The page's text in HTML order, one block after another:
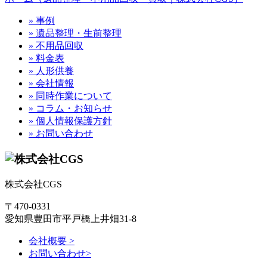
» 事例
» 遺品整理・生前整理
» 不用品回収
» 料金表
» 人形供養
» 会社情報
» 同時作業について
» コラム・お知らせ
» 個人情報保護方針
» お問い合わせ
株式会社CGS
〒470-0331
愛知県豊田市平戸橋上井畑31-8
会社概要 >
お問い合わせ>